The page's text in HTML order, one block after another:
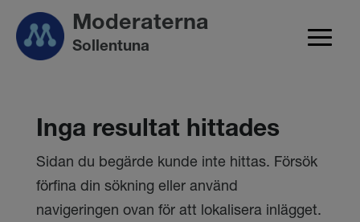
Moderaterna
Sollentuna
Inga resultat hittades
Sidan du begärde kunde inte hittas. Försök
förfina din sökning eller använd
navigeringen ovan för att lokalisera inlägget.